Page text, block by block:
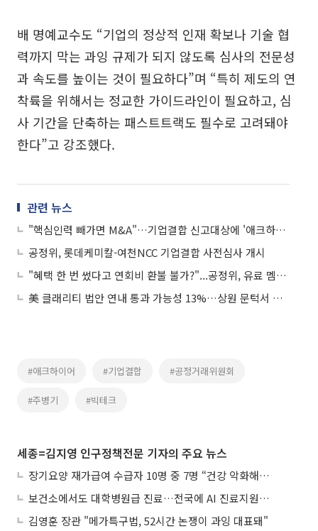
배 명예교수도 “기업의 정상적 인재 확보나 기술 협
력까지 막는 과잉 규제가 되지 않도록 심사의 전문성
과 속도를 높이는 것이 필요하다”며 “특히 제도의 연
착륙을 위해서는 정교한 가이드라인이 필요하고, 심
사 기간을 단축하는 패스트트랙도 필수로 고려돼야
한다”고 강조했다.
관련 뉴스
"핵심인력 빼가면 M&A"…기업결합 신고대상에 '애크하이어' 연내 포함
공정위, 롯데케미칼-여천NCC 기업결합 사전심사 개시
"혜택 한 번 썼다고 연회비 환불 불가?"...공정위, 유료 멤버십 불공정 약관 시정
美 클래리티 법안 연내 통과 가능성 13%…상원 문턱서 제동
#애크하이어 #기업결합 #공정거래위원회
#주병기 #빅테크
세종=김지영 인구정책전문 기자의 주요 뉴스
장기요양 재가급여 수급자 10명 중 7명 “건강 악화해도 집에서”
보건소에서도 대학병원급 진료…전국에 AI 진료지원도구 보급
김영훈 장관 "메가특구법, 52시간 논쟁이 과잉 대표돼"